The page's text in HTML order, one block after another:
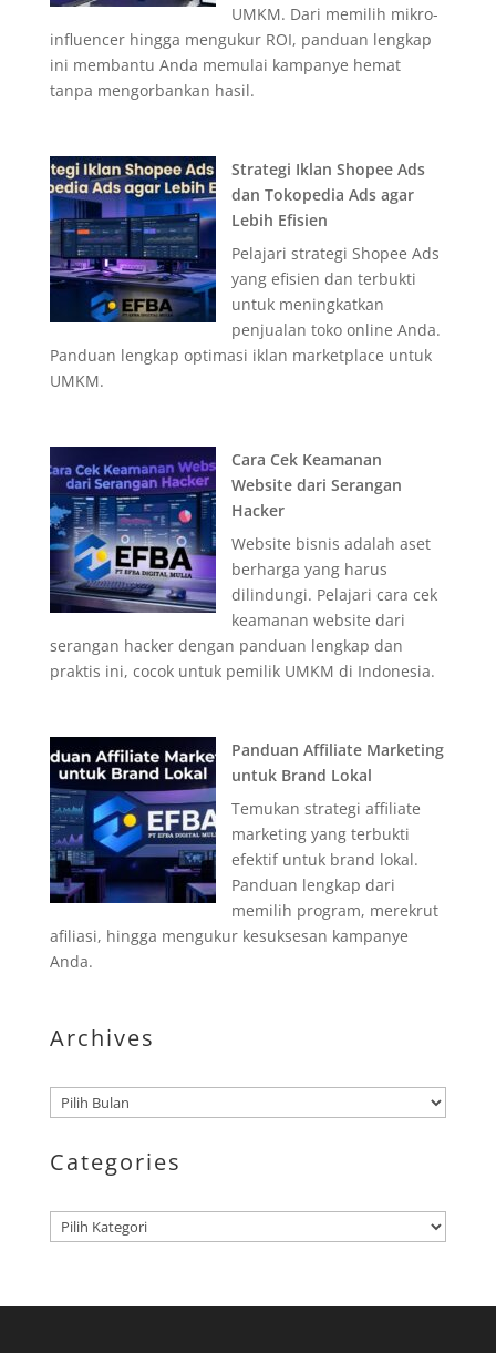
UMKM. Dari memilih mikro-
influencer hingga mengukur ROI, panduan lengkap
ini membantu Anda memulai kampanye hemat
tanpa mengorbankan hasil.
Strategi Iklan Shopee Ads
dan Tokopedia Ads agar
Lebih Efisien
Pelajari strategi Shopee Ads
yang efisien dan terbukti
untuk meningkatkan
penjualan toko online Anda.
Panduan lengkap optimasi iklan marketplace untuk
UMKM.
Cara Cek Keamanan
Website dari Serangan
Hacker
Website bisnis adalah aset
berharga yang harus
dilindungi. Pelajari cara cek
keamanan website dari
serangan hacker dengan panduan lengkap dan
praktis ini, cocok untuk pemilik UMKM di Indonesia.
Panduan Affiliate Marketing
untuk Brand Lokal
Temukan strategi affiliate
marketing yang terbukti
efektif untuk brand lokal.
Panduan lengkap dari
memilih program, merekrut
afiliasi, hingga mengukur kesuksesan kampanye
Anda.
Archives
Arsip
Categories
Kategori